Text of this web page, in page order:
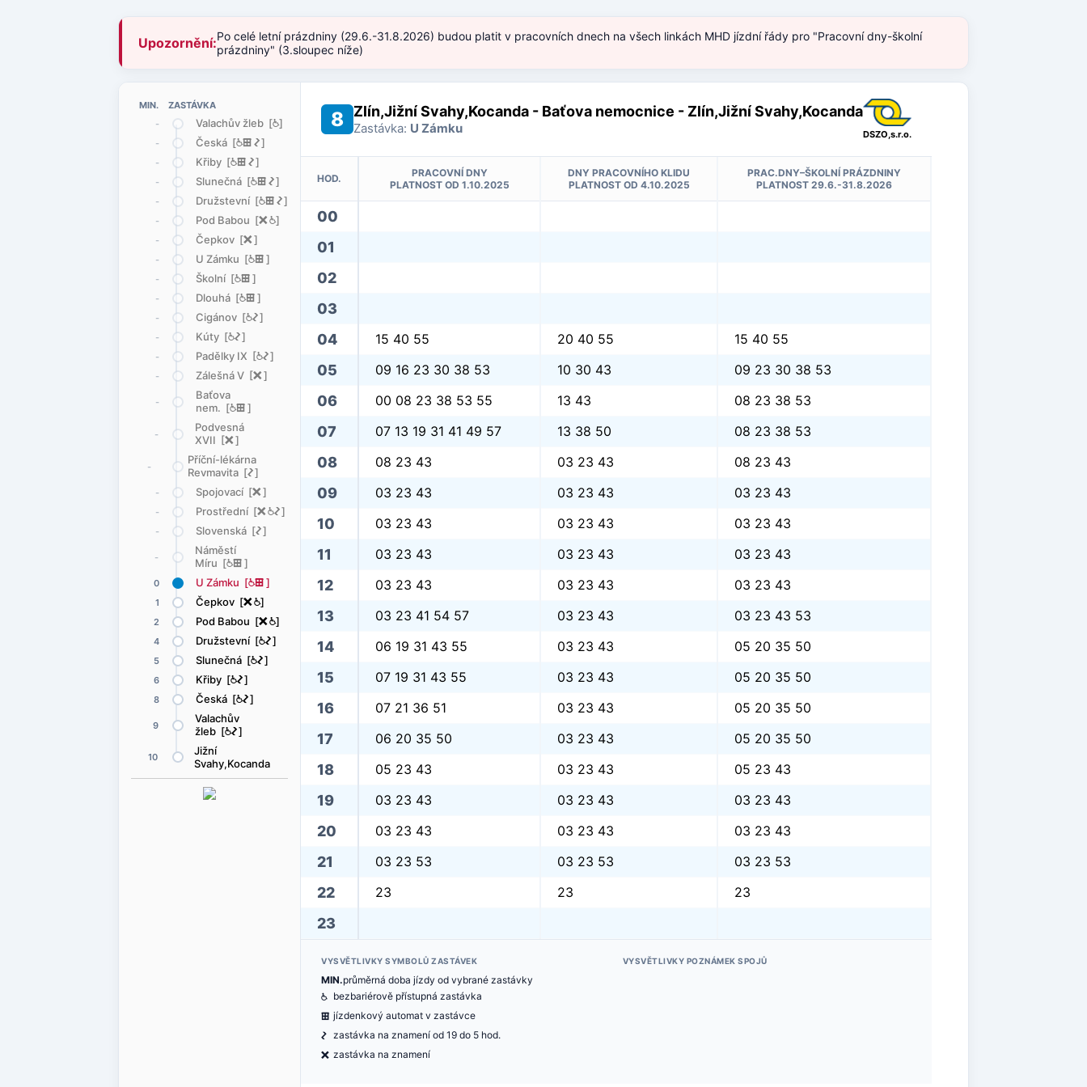
Upozornění:Po celé letní prázdniny (29.6.-31.8.2026) budou platit v pracovních dnech na všech linkách MHD jízdní řády pro "Pracovní dny-školní
prázdniny" (3.sloupec níže)
MIN. ZASTÁVKA
-
Valachův žleb [@]
- Česká [@æó]
- Křiby [@æó]
- Slunečná [@æó]
- Družstevní [@æó]
- Pod Babou [ë@]
- Čepkov [ë]
- U Zámku [@æ]
- Školní [@æ]
- Dlouhá [@æ]
- Cigánov [@ó]
- Kúty [@ó]
- Padělky IX [@ó]
- Zálešná V [ë]
-
Baťova
nem. [@æ]
-
Podvesná
XVII [ë]
-
Příční-lékárna
Revmavita [ó]
- Spojovací [ë]
- Prostřední [ë@ó]
- Slovenská [ó]
-
Náměstí
Míru [@æ]
0 U Zámku [@æ]
1 Čepkov [ë@]
2 Pod Babou [ë@]
4 Družstevní [@ó]
5 Slunečná [@ó]
6 Křiby [@ó]
8 Česká [@ó]
9
Valachův
žleb [@ó]
10
Jižní
Svahy,Kocanda
8 Zlín,Jižní Svahy,Kocanda - Baťova nemocnice - Zlín,Jižní Svahy,Kocanda
Zastávka: U Zámku DSZO,s.r.o.
HOD.
PRACOVNÍ DNY
PLATNOST OD 1.10.2025
DNY PRACOVNÍHO KLIDU
PLATNOST OD 4.10.2025
PRAC.DNY–ŠKOLNÍ PRÁZDNINY
PLATNOST 29.6.-31.8.2026
00
01
02
03
04
15 40 55 20 40 55 15 40 55
05 09 16 23 30 38 53 10 30 43 09 23 30 38 53
06 00 08 23 38 53 55 13 43 08 23 38 53
07 07 13 19 31 41 49 57 13 38 50 08 23 38 53
08 08 23 43 03 23 43 08 23 43
09 03 23 43 03 23 43 03 23 43
10 03 23 43 03 23 43 03 23 43
11 03 23 43 03 23 43 03 23 43
12 03 23 43 03 23 43 03 23 43
13 03 23 41 54 57 03 23 43 03 23 43 53
14 06 19 31 43 55 03 23 43 05 20 35 50
15 07 19 31 43 55 03 23 43 05 20 35 50
16 07 21 36 51 03 23 43 05 20 35 50
17 06 20 35 50 03 23 43 05 20 35 50
18 05 23 43 03 23 43 05 23 43
19 03 23 43 03 23 43 03 23 43
20 03 23 43 03 23 43 03 23 43
21 03 23 53 03 23 53 03 23 53
22 23 23 23
23
VYSVĚTLIVKY SYMBOLŮ ZASTÁVEK
MIN.průměrná doba jízdy od vybrané zastávky
@ bezbariérově přístupná zastávka
æ jízdenkový automat v zastávce
ó zastávka na znamení od 19 do 5 hod.
ë zastávka na znamení
VYSVĚTLIVKY POZNÁMEK SPOJŮ